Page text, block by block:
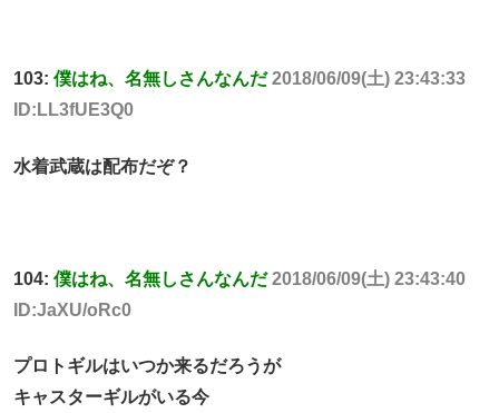
103: 僕はね、名無しさんなんだ 2018/06/09(土) 23:43:33
ID:LL3fUE3Q0
水着武蔵は配布だぞ？
104: 僕はね、名無しさんなんだ 2018/06/09(土) 23:43:40
ID:JaXU/oRc0
プロトギルはいつか来るだろうが
キャスターギルがいる今